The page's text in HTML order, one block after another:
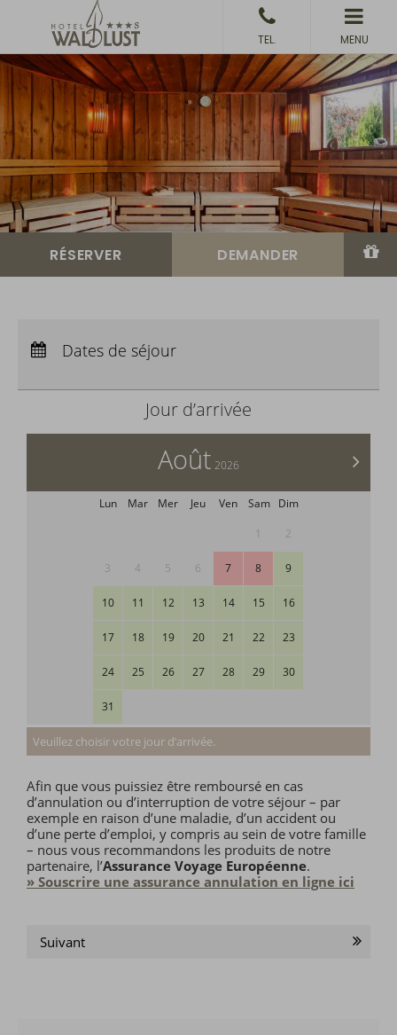
MENU
Départ : Aucun choix
Dates de séjour
Jour d’arrivée
>
Août 2026
Lun Mar Mer Jeu Ven Sam Dim
1
2
3 4 5 6 7 8 9
10 11 12 13 14 15 16
17 18 19 20 21 22 23
24 25 26 27 28 29 30
31
Veuillez choisir votre jour d’arrivée.
Afin que vous puissiez être remboursé en cas
d’annulation ou d’interruption de votre séjour – par
exemple en raison d’une maladie, d’un accident ou
d’une perte d’emploi, y compris au sein de votre famille
– nous vous recommandons les produits de notre
partenaire, l’Assurance Voyage Européenne.
» Souscrire une assurance annulation en ligne ici
Suivant